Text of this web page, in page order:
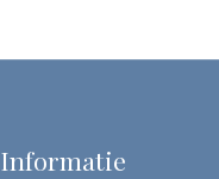
Informatie